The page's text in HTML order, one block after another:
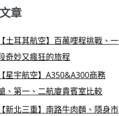
章
【土耳其航空】百萬哩程挑戰、一
奇妙又瘋狂的旅程
【星宇航空】A350&A300商務
、第一、二航廈貴賓室比較
【新北三重】南路牛肉麵、隱身市